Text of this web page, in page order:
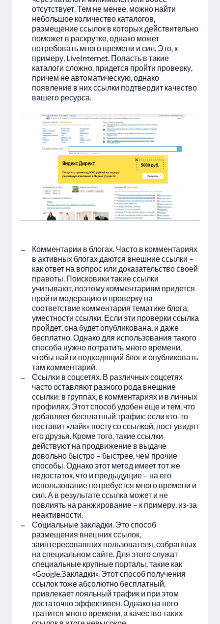
отсутствует. Тем не менее, можно найти
небольшое количество каталогов,
размещение ссылок в которых действительно
поможет в раскрутке, однако может
потребовать много времени и сил. Это, к
примеру, LiveInternet. Попасть в такие
каталоги сложно, придется пройти проверку,
причем не автоматическую, однако
появление в них ссылки подтвердит качество
вашего ресурса.
Комментарии в блогах. Часто в комментариях
в активных блогах даются внешние ссылки –
как ответ на вопрос или доказательство своей
правоты. Поисковики такие ссылки
учитывают, поэтому комментариям придется
пройти модерацию и проверку на
соответствие комментария тематике блога,
уместности ссылки. Если эти проверки ссылка
пройдет, она будет опубликована, и даже
бесплатно. Однако для использования такого
способа нужно потратить много времени,
чтобы найти подходящий блог и опубликовать
там комментарий.
Ссылки в соцсетях. В различных соцсетях
часто оставляют разного рода внешние
ссылки: в группах, в комментариях и в личных
профилях. Этот способ удобен еще и тем, что
добавляет бесплатный трафик: если кто-то
поставит «лайк» посту со ссылкой, пост увидят
его друзья. Кроме того, такие ссылки
действуют на продвижение в выдаче
довольно быстро – быстрее, чем прочие
способы. Однако этот метод имеет тот же
недостаток, что и предыдущие – на его
использование потребуется много времени и
сил. А в результате ссылка может и не
повлиять на ранжирование – к примеру, из-за
неактивности.
Социальные закладки. Это способ
размещения внешних ссылок,
заинтересовавших пользователя, собранных
на специальном сайте. Для этого служат
специальные крупные порталы, такие как
«Google.Закладки». Этот способ получения
ссылок тоже абсолютно бесплатный,
привлекает лояльный трафик и при этом
достаточно эффективен. Однако на него
тратится много времени, а качество таких